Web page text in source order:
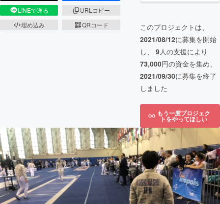
LINEで送る
URLコピー
埋め込み
QRコード
このプロジェクトは、
2021/08/12に募集を開始
し、 9人の支援により
73,000円の資金を集め、
2021/09/30に募集を終了
しました
もう一度プロジェク
トをやってほしい